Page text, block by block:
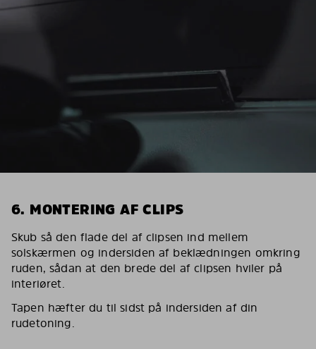
6. MONTERING AF CLIPS
Skub så den flade del af clipsen ind mellem
solskærmen og indersiden af beklædningen omkring
ruden, sådan at den brede del af clipsen hviler på
interiøret.
Tapen hæfter du til sidst på indersiden af din
rudetoning.